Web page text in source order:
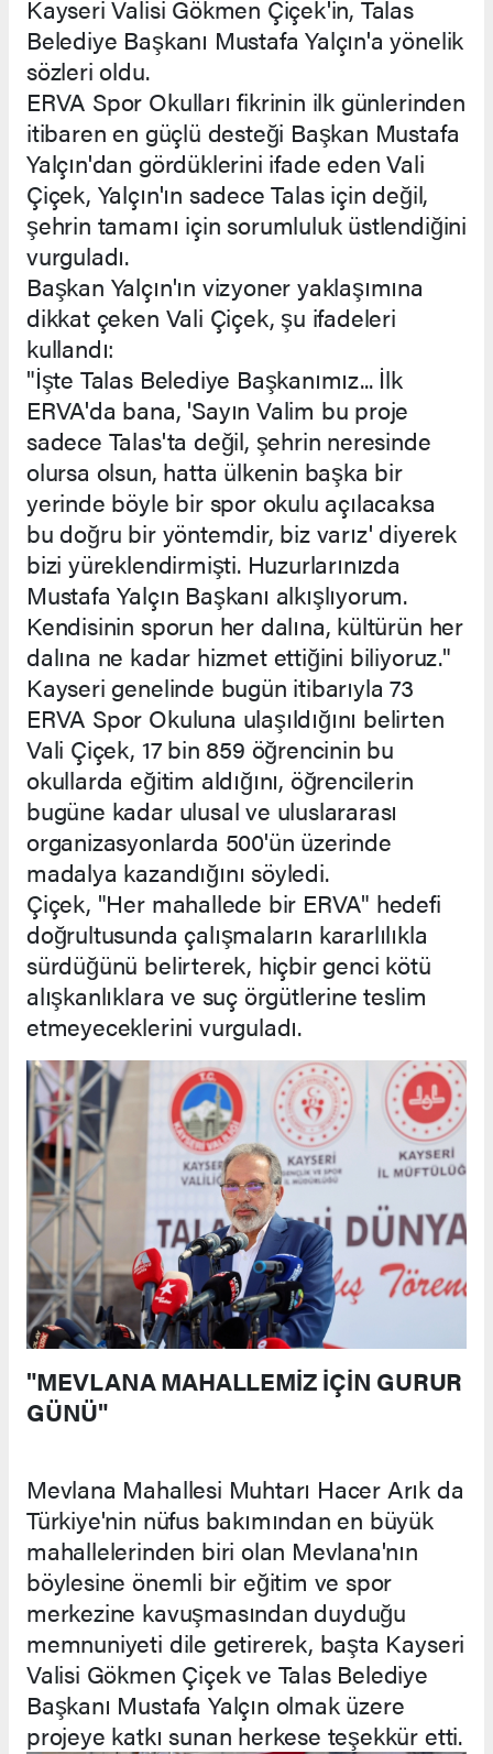
Kayseri Valisi Gökmen Çiçek'in, Talas
Belediye Başkanı Mustafa Yalçın'a yönelik
sözleri oldu.
ERVA Spor Okulları fikrinin ilk günlerinden
itibaren en güçlü desteği Başkan Mustafa
Yalçın'dan gördüklerini ifade eden Vali
Çiçek, Yalçın'ın sadece Talas için değil,
şehrin tamamı için sorumluluk üstlendiğini
vurguladı.
Başkan Yalçın'ın vizyoner yaklaşımına
dikkat çeken Vali Çiçek, şu ifadeleri
kullandı:
"İşte Talas Belediye Başkanımız... İlk
ERVA'da bana, 'Sayın Valim bu proje
sadece Talas'ta değil, şehrin neresinde
olursa olsun, hatta ülkenin başka bir
yerinde böyle bir spor okulu açılacaksa
bu doğru bir yöntemdir, biz varız' diyerek
bizi yüreklendirmişti. Huzurlarınızda
Mustafa Yalçın Başkanı alkışlıyorum.
Kendisinin sporun her dalına, kültürün her
dalına ne kadar hizmet ettiğini biliyoruz."
Kayseri genelinde bugün itibarıyla 73
ERVA Spor Okuluna ulaşıldığını belirten
Vali Çiçek, 17 bin 859 öğrencinin bu
okullarda eğitim aldığını, öğrencilerin
bugüne kadar ulusal ve uluslararası
organizasyonlarda 500'ün üzerinde
madalya kazandığını söyledi.
Çiçek, "Her mahallede bir ERVA" hedefi
doğrultusunda çalışmaların kararlılıkla
sürdüğünü belirterek, hiçbir genci kötü
alışkanlıklara ve suç örgütlerine teslim
etmeyeceklerini vurguladı.
"MEVLANA MAHALLEMİZ İÇİN GURUR
GÜNÜ"
Mevlana Mahallesi Muhtarı Hacer Arık da
Türkiye'nin nüfus bakımından en büyük
mahallelerinden biri olan Mevlana'nın
böylesine önemli bir eğitim ve spor
merkezine kavuşmasından duyduğu
memnuniyeti dile getirerek, başta Kayseri
Valisi Gökmen Çiçek ve Talas Belediye
Başkanı Mustafa Yalçın olmak üzere
projeye katkı sunan herkese teşekkür etti.